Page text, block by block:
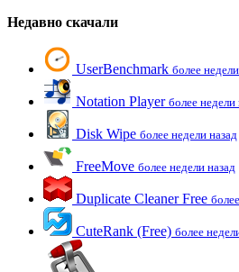
Недавно скачали
UserBenchmark более
Notation Player более недели
Disk Wipe более недели назад
FreeMove более недели назад
Duplicate Cleaner Free
CuteRank (Free) более